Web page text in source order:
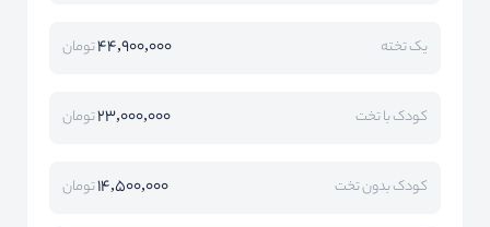
یک تخته 44,900,000تومان
کودک با تخت 23,000,000تومان
کودک بدون تخت 14,500,000تومان